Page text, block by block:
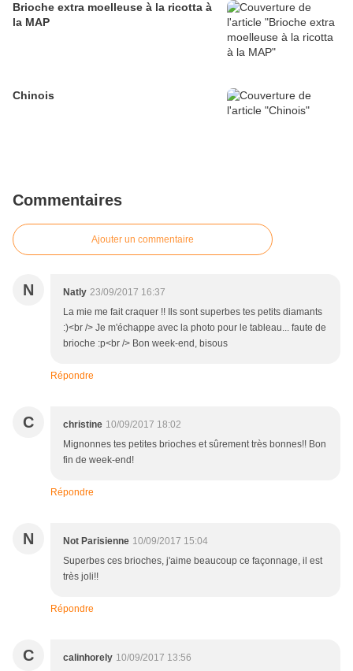
Brioche extra moelleuse à la ricotta à
la MAP
Chinois
Commentaires
Ajouter un commentaire
N Natly 23/09/2017 16:37
La mie me fait craquer !! Ils sont superbes tes petits diamants
:)<br /> Je m'échappe avec la photo pour le tableau... faute de
brioche :p<br /> Bon week-end, bisous
Répondre
C christine 10/09/2017 18:02
Mignonnes tes petites brioches et sûrement très bonnes!! Bon
fin de week-end!
Répondre
N Not Parisienne 10/09/2017 15:04
Superbes ces brioches, j'aime beaucoup ce façonnage, il est
très joli!!
Répondre
C calinhorely 10/09/2017 13:56